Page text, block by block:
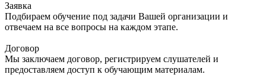
Заявка
Подбираем обучение под задачи Вашей организации и
отвечаем на все вопросы на каждом этапе.
Договор
Мы заключаем договор, регистрируем слушателей и
предоставляем доступ к обучающим материалам.